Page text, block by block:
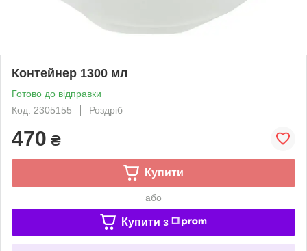
Контейнер 1300 мл
Готово до відправки
Код: 2305155
Роздріб
470 ₴
Купити
або
Купити з